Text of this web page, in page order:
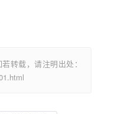
<
转载，请注明出处：